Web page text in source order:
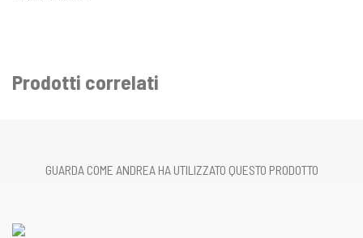
Prodotti correlati
GUARDA COME ANDREA HA UTILIZZATO QUESTO PRODOTTO